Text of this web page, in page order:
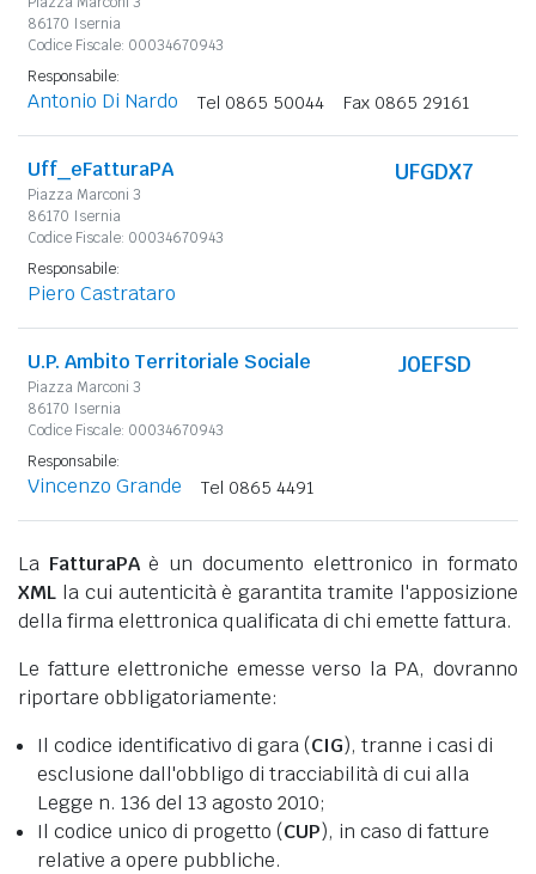
86170 Isernia
Codice Fiscale: 00034670943
Responsabile:
Antonio Di Nardo Tel 0865 50044 Fax 0865 29161
Uff_eFatturaPA
Piazza Marconi 3
86170 Isernia
Codice Fiscale: 00034670943
UFGDX7
Responsabile:
Piero Castrataro
U.P. Ambito Territoriale Sociale
Piazza Marconi 3
86170 Isernia
Codice Fiscale: 00034670943
J0EFSD
Responsabile:
Vincenzo Grande Tel 0865 4491
La FatturaPAè un documento elettronico in formato
XML la cui autenticità è garantita tramite l'apposizione
della firma elettronica qualificata di chi emette fattura.
Le fatture elettroniche emesse verso la PA, dovranno
riportare obbligatoriamente:
Il codice identificativo di gara (CIG), tranne i casi di
esclusione dall'obbligo di tracciabilità di cui alla
Legge n. 136 del 13 agosto 2010;
Il codice unico di progetto (CUP), in caso di fatture
relative a opere pubbliche.